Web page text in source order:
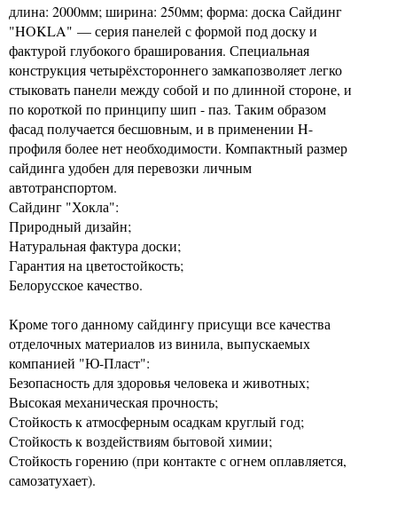
длина: 2000мм; ширина: 250мм; форма: доска Сайдинг
"HOKLA" — серия панелей с формой под доску и
фактурой глубокого браширования. Специальная
конструкция четырёхстороннего замкапозволяет легко
стыковать панели между собой и по длинной стороне, и
по короткой по принципу шип - паз. Таким образом
фасад получается бесшовным, и в применении H-
профиля более нет необходимости. Компактный размер
сайдинга удобен для перевозки личным
автотранспортом.
Сайдинг "Хокла":
Природный дизайн;
Натуральная фактура доски;
Гарантия на цветостойкость;
Белорусское качество.
Кроме того данному сайдингу присущи все качества
отделочных материалов из винила, выпускаемых
компанией "Ю-Пласт":
Безопасность для здоровья человека и животных;
Высокая механическая прочность;
Стойкость к атмосферным осадкам круглый год;
Стойкость к воздействиям бытовой химии;
Стойкость горению (при контакте с огнем оплавляется,
самозатухает).